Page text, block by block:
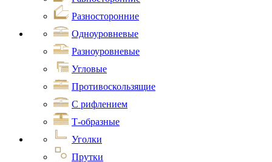
Разносторонние
Одноуровневые
Разноуровневые
Угловые
Противоскользящие
С рифлением
Т-образные
Уголки
Прутки